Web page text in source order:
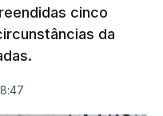
reapreciações"
Lusa."Será
a totalidade
cinco
da